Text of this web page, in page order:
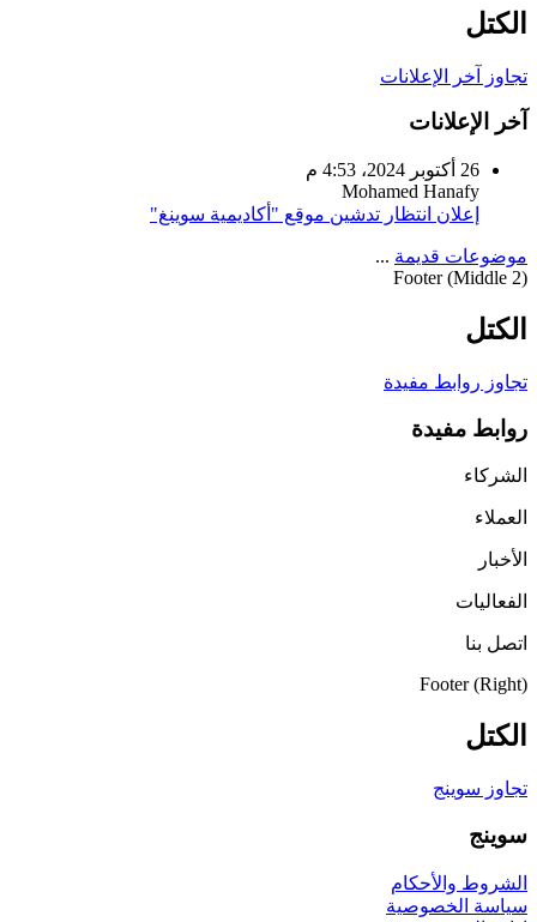
الكتل
تجاوز آخر الإعلانات
آخر الإعلانات
26 أكتوبر 2024، 4:53 م
Mohamed Hanafy
إعلان انتظار تدشين موقع "أكاديمية سوينغ"
موضوعات قديمة ...
Footer (Middle 2)
الكتل
تجاوز روابط مفيدة
روابط مفيدة
الشركاء
العملاء
الأخبار
الفعاليات
اتصل بنا
Footer (Right)
الكتل
تجاوز سوينج
سوينج
الشروط والأحكام
سياسة الخصوصية